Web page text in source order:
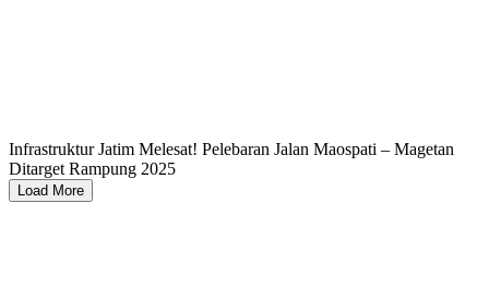
Infrastruktur Jatim Melesat! Pelebaran Jalan Maospati – Magetan
Ditarget Rampung 2025
Load More